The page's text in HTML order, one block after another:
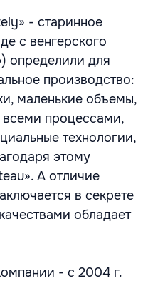
- старинное
с венгерского
определили для
производство:
маленькие объемы,
всеми процессами,
технологии,
этому
А отличие
в секрете
обладает
- с 2004 г.